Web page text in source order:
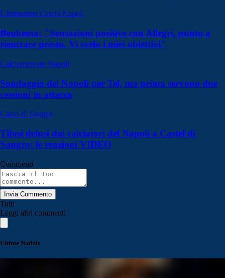
Ultimissime Calcio Napoli
Beukema: "Sensazioni positive con Allegri, punto a
rientrare presto. Vi svelo i miei obiettivi"
Calciomercato Napoli
Sondaggio del Napoli per Tel, ma prima servono due
cessioni in attacco
Castel di Sangro
Tifosi delusi dai calciatori del Napoli a Castel di
Sangro: le reazioni VIDEO
Commenti
Invia Commento
Tutti
Leggi altri commenti
Ultime Notizie